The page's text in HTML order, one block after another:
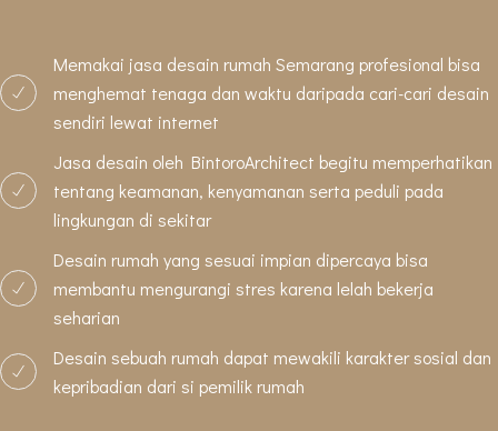
Memakai jasa desain rumah Semarang profesional bisa
menghemat tenaga dan waktu daripada cari-cari desain
sendiri lewat internet
Jasa desain oleh BintoroArchitect begitu memperhatikan
tentang keamanan, kenyamanan serta peduli pada
lingkungan di sekitar
Desain rumah yang sesuai impian dipercaya bisa
membantu mengurangi stres karena lelah bekerja
seharian
Desain sebuah rumah dapat mewakili karakter sosial dan
kepribadian dari si pemilik rumah